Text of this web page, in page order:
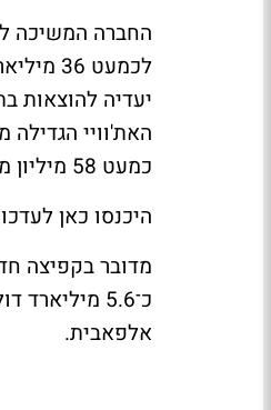
האת'וויי
כמעט 58 מיליון מניות, בשווי של כ־17 מיליארד דולר.
היכנסו כאן
כ־5.6
אלפאבית.